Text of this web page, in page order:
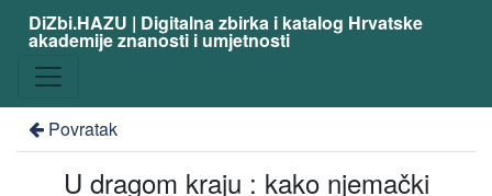
DiZbi.HAZU | Digitalna zbirka i katalog Hrvatske
akademije znanosti i umjetnosti
Povratak
U dragom kraju : kako njemački